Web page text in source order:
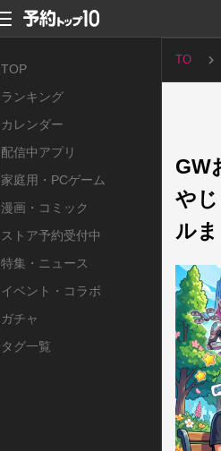
TOP
ランキング
カレンダー
配信中アプリ
家庭用・PCゲーム
漫画・コミック
ストア予約受付中
特集・ニュース
イベント・コラボ
ガチャ
タグ一覧
TO
GW
や
ル